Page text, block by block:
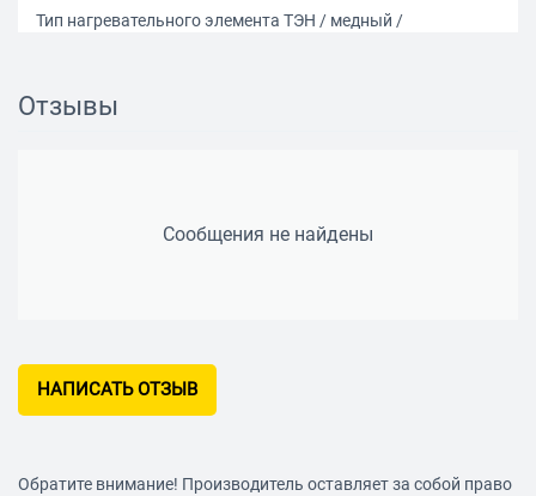
Тип нагревательного элемента ТЭН / медный /
Вес 17 кг
Отзывы
Сообщения не найдены
НАПИСАТЬ ОТЗЫВ
Обратите внимание! Производитель оставляет за собой право